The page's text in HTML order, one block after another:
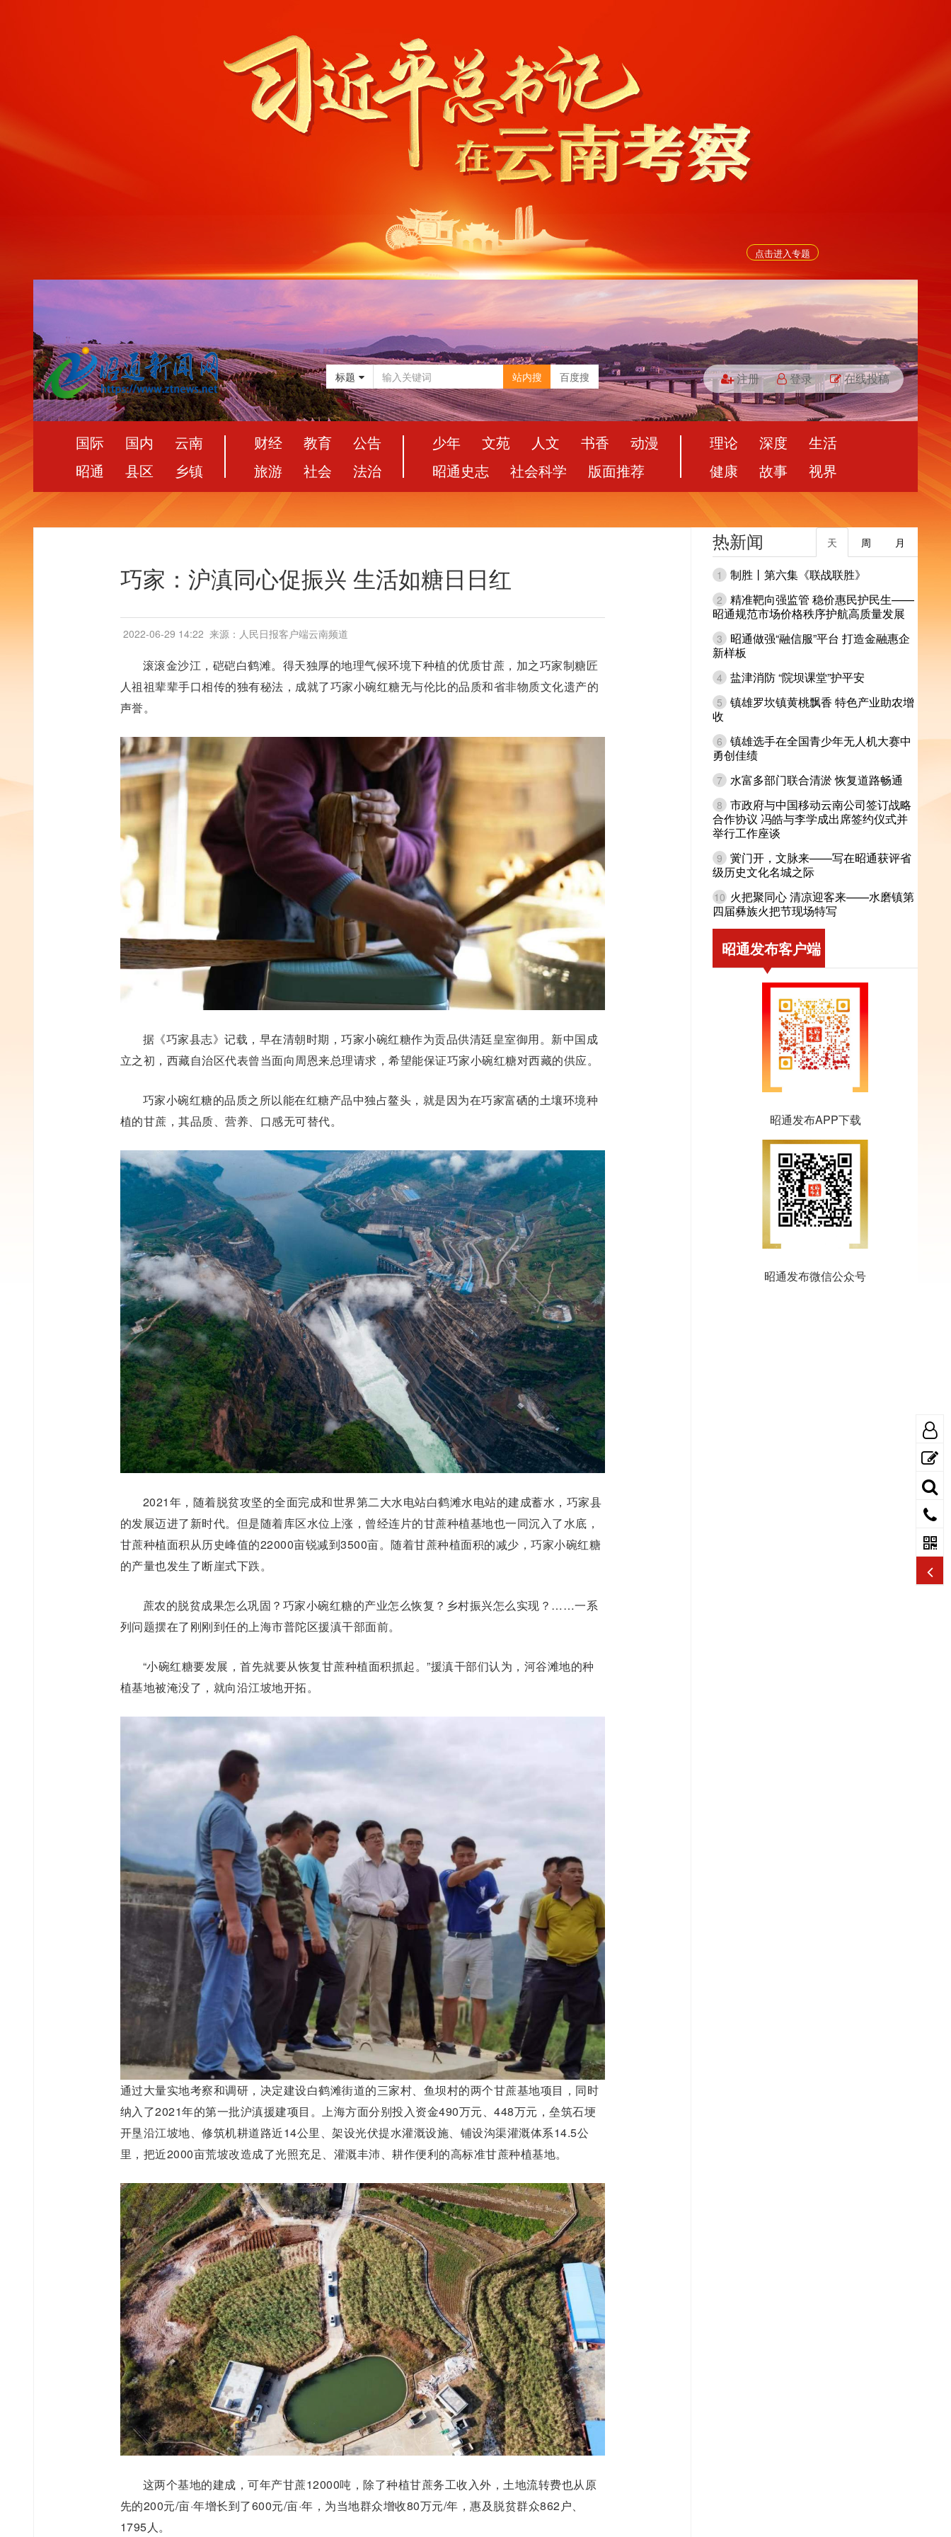
点击进入专题
标题 站内搜 百度搜 注册 登录 在线投稿
国际 国内
云南
昭通
县区 乡镇
财经 教育
公告
旅游
社会 法治
少年 文苑 人文 书香
动漫
昭通史志
社会科学 版面推荐
理论 深度
生活
健康
故事 视界
巧家：沪滇同心促振兴 生活如糖日日红
2022-06-29 14:22 来源：人民日报客户端云南频道
滚滚金沙江，硙硙白鹤滩。得天独厚的地理气候环境下种植的优质甘蔗，加之巧家制糖匠
人祖祖辈辈手口相传的独有秘法，成就了巧家小碗红糖无与伦比的品质和省非物质文化遗产的
声誉。
据《巧家县志》记载，早在清朝时期，巧家小碗红糖作为贡品供清廷皇室御用。新中国成
立之初，西藏自治区代表曾当面向周恩来总理请求，希望能保证巧家小碗红糖对西藏的供应。
巧家小碗红糖的品质之所以能在红糖产品中独占鳌头，就是因为在巧家富硒的土壤环境种
植的甘蔗，其品质、营养、口感无可替代。
2021年，随着脱贫攻坚的全面完成和世界第二大水电站白鹤滩水电站的建成蓄水，巧家县
的发展迈进了新时代。但是随着库区水位上涨，曾经连片的甘蔗种植基地也一同沉入了水底，
甘蔗种植面积从历史峰值的22000亩锐减到3500亩。随着甘蔗种植面积的减少，巧家小碗红糖
的产量也发生了断崖式下跌。
蔗农的脱贫成果怎么巩固？巧家小碗红糖的产业怎么恢复？乡村振兴怎么实现？……一系
列问题摆在了刚刚到任的上海市普陀区援滇干部面前。
“小碗红糖要发展，首先就要从恢复甘蔗种植面积抓起。”援滇干部们认为，河谷滩地的种
植基地被淹没了，就向沿江坡地开拓。
通过大量实地考察和调研，决定建设白鹤滩街道的三家村、鱼坝村的两个甘蔗基地项目，同时
纳入了2021年的第一批沪滇援建项目。上海方面分别投入资金490万元、448万元，垒筑石埂
开垦沿江坡地、修筑机耕道路近14公里、架设光伏提水灌溉设施、铺设沟渠灌溉体系14.5公
里，把近2000亩荒坡改造成了光照充足、灌溉丰沛、耕作便利的高标准甘蔗种植基地。
这两个基地的建成，可年产甘蔗12000吨，除了种植甘蔗务工收入外，土地流转费也从原
先的200元/亩·年增长到了600元/亩·年，为当地群众增收80万元/年，惠及脱贫群众862户、
1795人。
热新闻 月
周
天
1 制胜丨第六集《联战联胜》
2 精准靶向强监管 稳价惠民护民生——
昭通规范市场价格秩序护航高质量发展
3
昭通做强“融信服”平台 打造金融惠企
新样板
4 盐津消防 “院坝课堂”护平安
5 镇雄罗坎镇黄桃飘香 特色产业助农增
收
6 镇雄选手在全国青少年无人机大赛中
勇创佳绩
7 水富多部门联合清淤 恢复道路畅通
8 市政府与中国移动云南公司签订战略
合作协议 冯皓与李学成出席签约仪式并
举行工作座谈
9 黉门开，文脉来——写在昭通获评省
级历史文化名城之际
10 火把聚同心 清凉迎客来——水磨镇第
四届彝族火把节现场特写
昭通发布客户端
昭通发布APP下载
昭通发布微信公众号